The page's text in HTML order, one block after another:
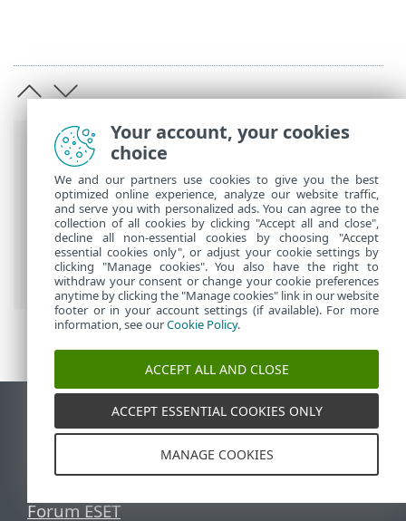
Nawigacja okruszkowa
Pomoc online ESET>ESET PROTECT On-
Prem >Korzystanie z usługi ESET
PROTECT On-Prem>ESET PROTECT On-
Prem Menu główne>Komputery>
Szczegóły komputera
Wyświetl witrynę internetową dla
komputerów
Forum ESET
Your account, your cookies
choice
We and our partners use cookies to give you the best
optimized online experience, analyze our website traffic,
and serve you with personalized ads. You can agree to the
collection of all cookies by clicking "Accept all and close",
decline all non-essential cookies by choosing "Accept
essential cookies only", or adjust your cookie settings by
clicking "Manage cookies". You also have the right to
withdraw your consent or change your cookie preferences
anytime by clicking the "Manage cookies" link in our website
footer or in your account settings (if available). For more
information, see ourCookie Policy.
ACCEPT ALL AND CLOSE
ACCEPT ESSENTIAL COOKIES ONLY
MANAGE COOKIES